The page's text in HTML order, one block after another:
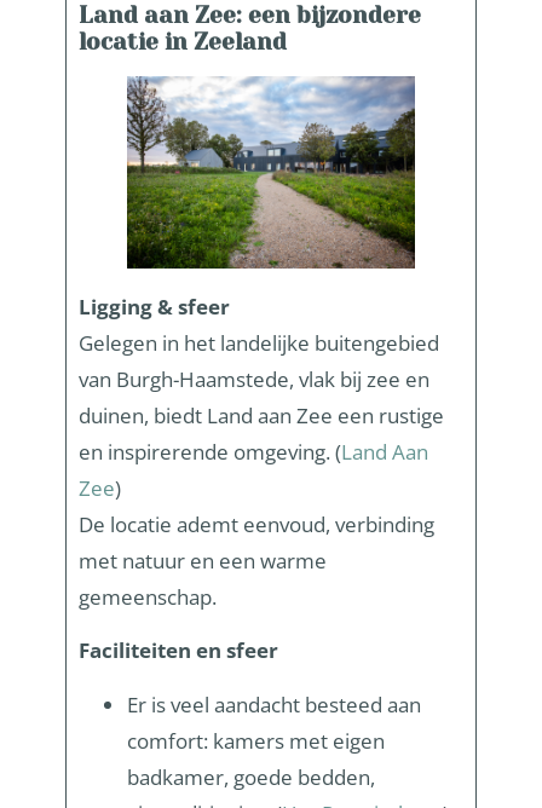
Land aan Zee: een bijzondere
locatie in Zeeland
Ligging & sfeer
Gelegen in het landelijke buitengebied
van Burgh-Haamstede, vlak bij zee en
duinen, biedt Land aan Zee een rustige
en inspirerende omgeving. (Land Aan
Zee)
De locatie ademt eenvoud, verbinding
met natuur en een warme
gemeenschap.
Faciliteiten en sfeer
Er is veel aandacht besteed aan
comfort: kamers met eigen
badkamer, goede bedden,